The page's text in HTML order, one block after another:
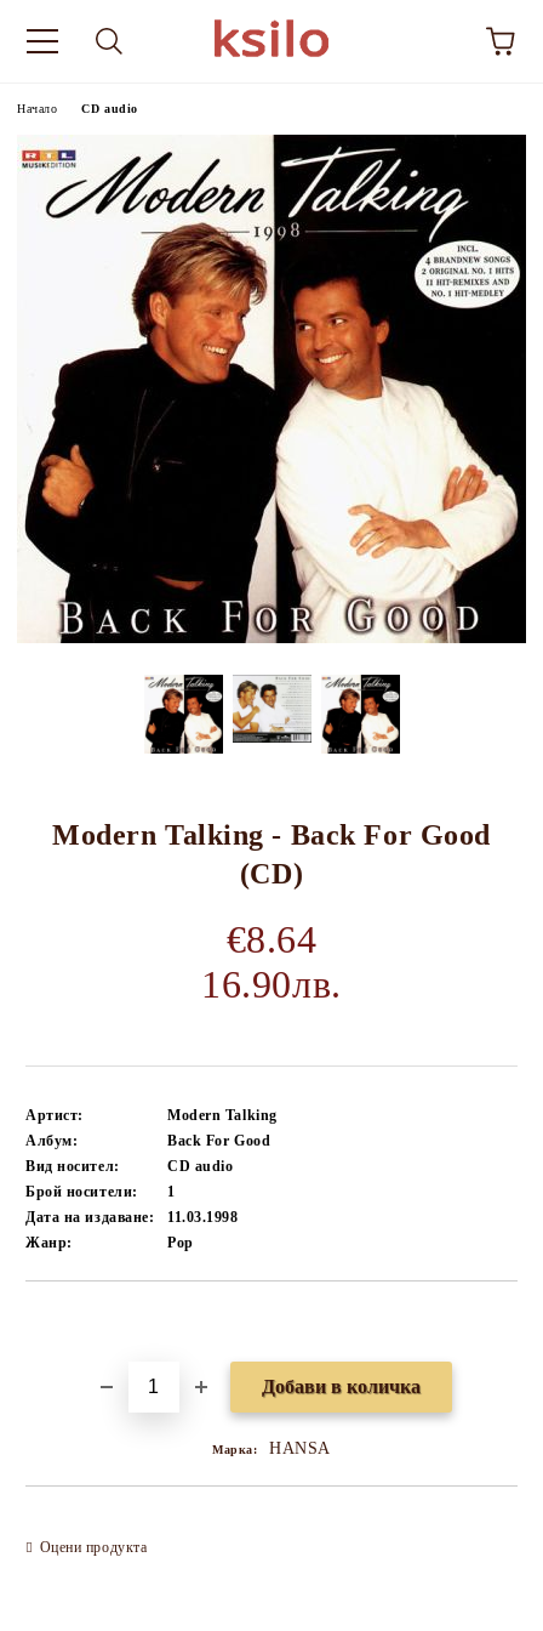
Начало CD audio
Modern Talking - Back For Good
(CD)
€8.64
16.90лв.
Артист:
Modern Talking
Албум:
Back For Good
Вид носител:
CD audio
Брой носители:
1
Дата на издаване:
11.03.1998
Жанр:
Pop
Марка: HANSA
Оцени продукта